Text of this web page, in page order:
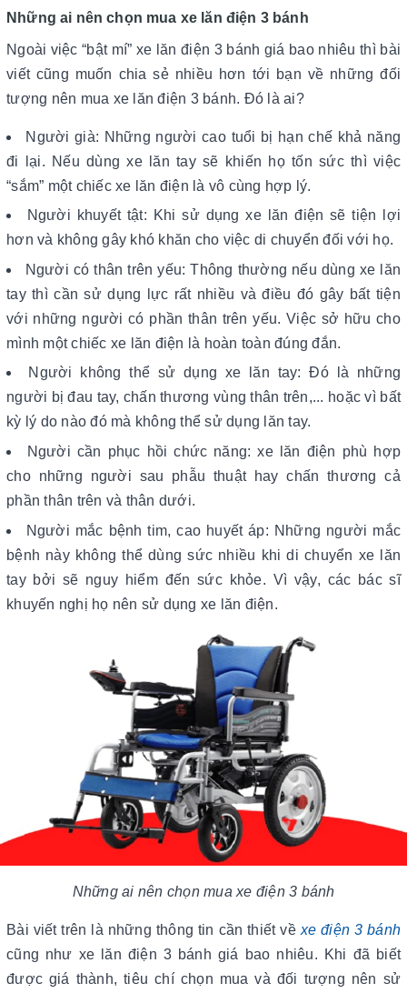
Những ai nên chọn mua xe lăn điện 3 bánh
Ngoài việc “bật mí” xe lăn điện 3 bánh giá bao nhiêu thì bài
viết cũng muốn chia sẻ nhiều hơn tới bạn về những đối
tượng nên mua xe lăn điện 3 bánh. Đó là ai?
Người già: Những người cao tuổi bị hạn chế khả năng
đi lại. Nếu dùng xe lăn tay sẽ khiến họ tốn sức thì việc
“sắm” một chiếc xe lăn điện là vô cùng hợp lý.
Người khuyết tật: Khi sử dụng xe lăn điện sẽ tiện lợi
hơn và không gây khó khăn cho việc di chuyển đối với họ.
Người có thân trên yếu: Thông thường nếu dùng xe lăn
tay thì cần sử dụng lực rất nhiều và điều đó gây bất tiện
với những người có phần thân trên yếu. Việc sở hữu cho
mình một chiếc xe lăn điện là hoàn toàn đúng đắn.
Người không thể sử dụng xe lăn tay: Đó là những
người bị đau tay, chấn thương vùng thân trên,... hoặc vì bất
kỳ lý do nào đó mà không thể sử dụng lăn tay.
Người cần phục hồi chức năng: xe lăn điện phù hợp
cho những người sau phẫu thuật hay chấn thương cả
phần thân trên và thân dưới.
Người mắc bệnh tim, cao huyết áp: Những người mắc
bệnh này không thể dùng sức nhiều khi di chuyển xe lăn
tay bởi sẽ nguy hiểm đến sức khỏe. Vì vậy, các bác sĩ
khuyến nghị họ nên sử dụng xe lăn điện.
Những ai nên chọn mua xe điện 3 bánh
Bài viết trên là những thông tin cần thiết về xe điện 3 bánh
cũng như xe lăn điện 3 bánh giá bao nhiêu. Khi đã biết
được giá thành, tiêu chí chọn mua và đối tượng nên sử